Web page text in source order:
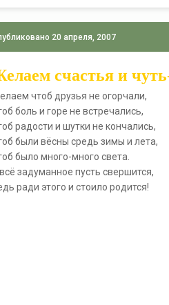
20 апреля, 2007
счастья и
чтоб друзья не огорчали,
боль и горе не встречались,
радости и шутки не кончались,
были вёсны средь зимы и лета,
было много-много света.
задуманное пусть свершится,
ради этого и стоило родится!